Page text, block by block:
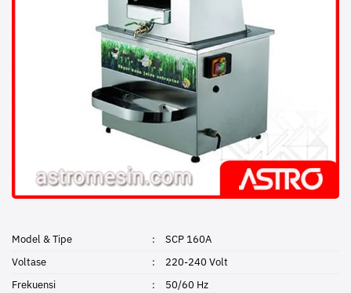
Model & Tipe :
SCP 160A
Voltase
:
220-240 Volt
Frekuensi
:
50/60 Hz